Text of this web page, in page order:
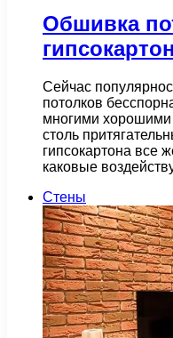
Обшивка
Сейчас
потолков
многими хорошими
столь
гипсокартона все
каковые
Стены